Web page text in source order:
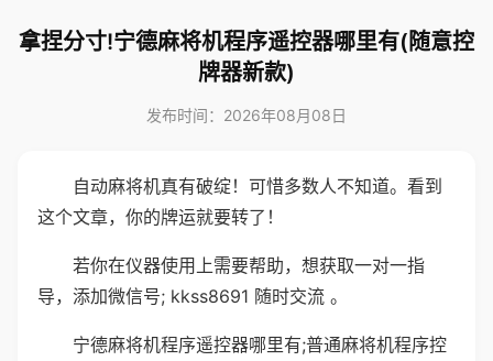
拿捏分寸!宁德麻将机程序遥控器哪里有(随意控
牌器新款)
发布时间：2026年08月08日
自动麻将机真有破绽！可惜多数人不知道。看到
这个文章，你的牌运就要转了！
若你在仪器使用上需要帮助，想获取一对一指
导，添加微信号; kkss8691 随时交流 。
宁德麻将机程序遥控器哪里有;普通麻将机程序控